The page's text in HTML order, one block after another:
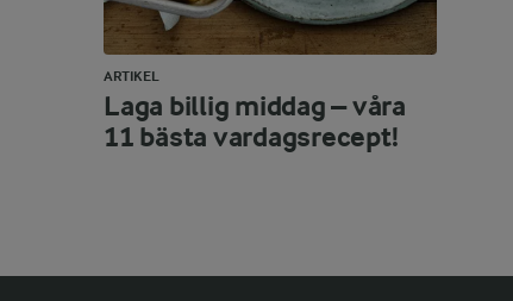
ARTIKEL
Laga billig middag – våra
11 bästa vardagsrecept!